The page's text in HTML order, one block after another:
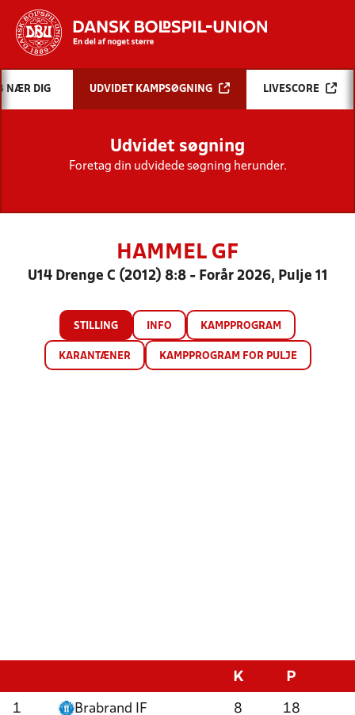
Hvad vil du søge efter?
INDHOLD OG NYHEDER
STILLINGER, RESULTATER, KLUBBER OG
HOLD
NÆR DIG UDVIDET KAMPSØGNING LIVESCORE
Udvidet søgning
Foretag din udvidede søgning herunder.
HAMMEL GF
U14 Drenge C (2012) 8:8 - Forår 2026, Pulje 11
STILLING INFO KAMPPROGRAM
KARANTÆNER KAMPPROGRAM FOR PULJE
K P
1 Brabrand IF 8 18